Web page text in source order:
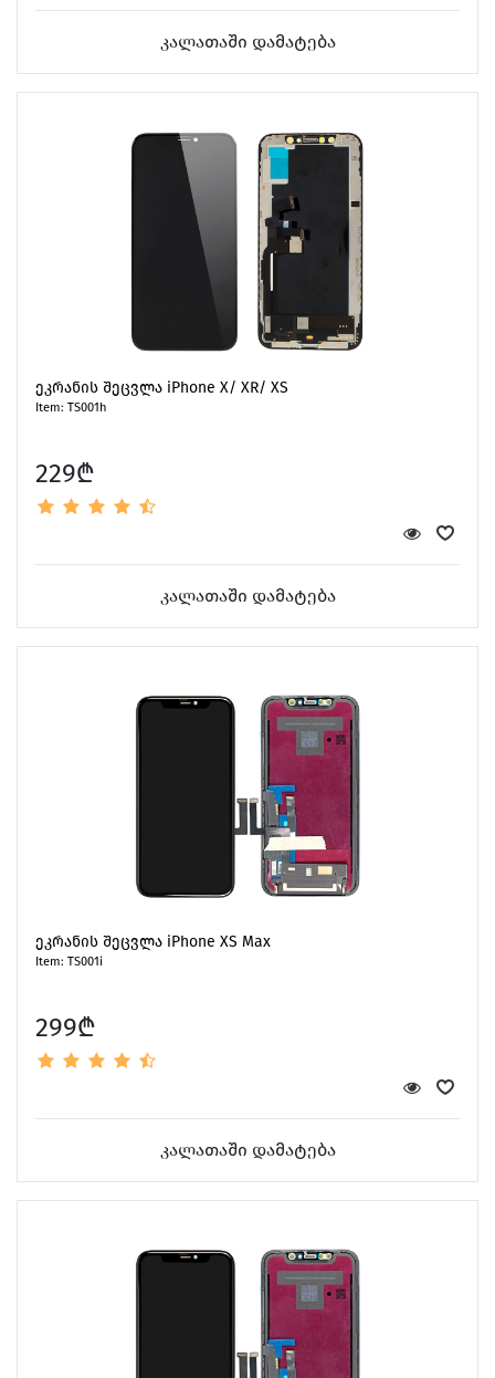
კალათაში დამატება
ეკრანის შეცვლა iPhone X/ XR/ XS
Item: TS001h
229₾
კალათაში დამატება
ეკრანის შეცვლა iPhone XS Max
Item: TS001i
299₾
კალათაში დამატება